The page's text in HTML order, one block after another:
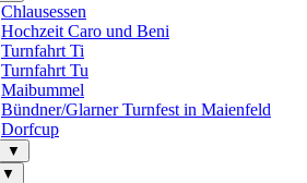
Chlausessen
Hochzeit Caro und Beni
Turnfahrt Ti
Turnfahrt Tu
Maibummel
Bündner/Glarner Turnfest in Maienfeld
Dorfcup
▼
▼